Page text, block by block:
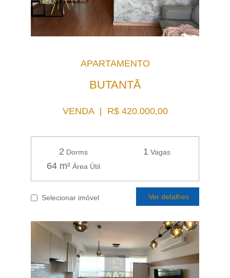
APARTAMENTO
BUTANTÃ
VENDA | R$ 420.000,00
2 Dorms 1 Vagas
64 m²Área Útil
Selecionar imóvel Ver detalhes